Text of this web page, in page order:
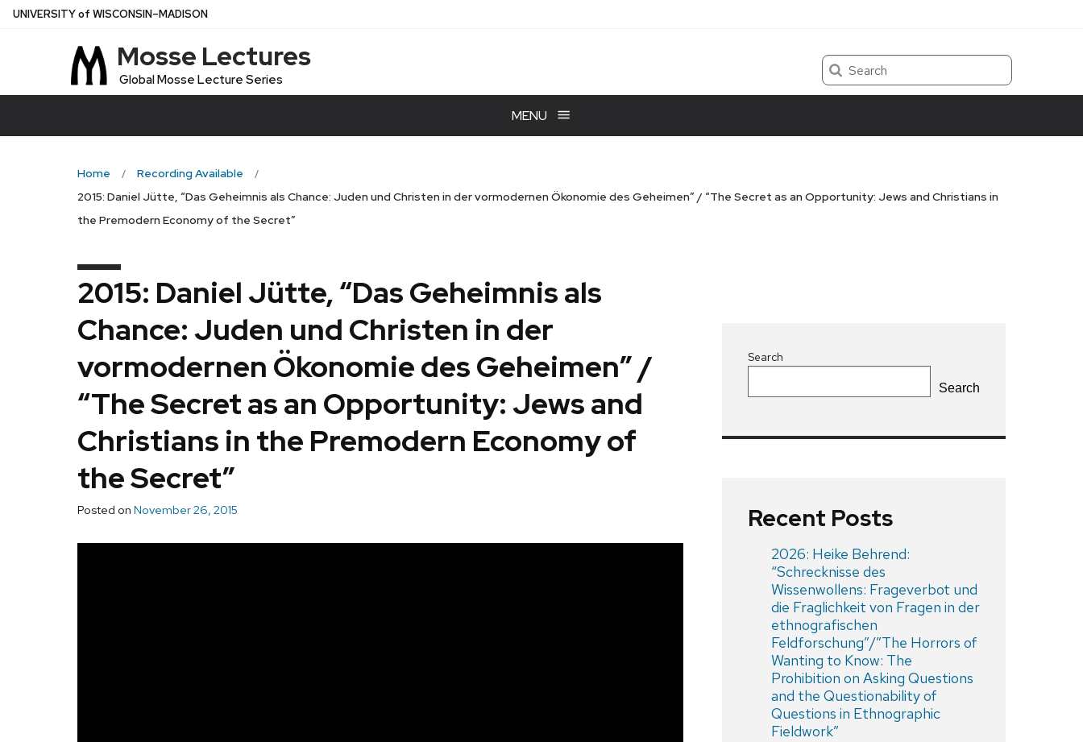
Skip
UNIVERSITYof WISCONSIN–MADISON
Mosse Lectures
Global Mosse Lecture Series
Search
MENU
Home
Recording Available
2015: Daniel Jütte, “Das Geheimnis als Chance: Juden und Christen in der vormodernen Ökonomie des Geheimen” / “The Secret as an Opportunity: Jews and Christians in
the Premodern Economy of the Secret”
2015: Daniel Jütte, “Das Geheimnis als
Chance: Juden und Christen in der
vormodernen Ökonomie des Geheimen” /
“The Secret as an Opportunity: Jews and
Christians in the Premodern Economy of
the Secret”
Posted on November 26, 2015
Search
Search
Recent Posts
2026: Heike Behrend:
“Schrecknisse des
Wissenwollens: Frageverbot und
die Fraglichkeit von Fragen in der
ethnografischen
Feldforschung”/”The Horrors of
Wanting to Know: The
Prohibition on Asking Questions
and the Questionability of
Questions in Ethnographic
Fieldwork”